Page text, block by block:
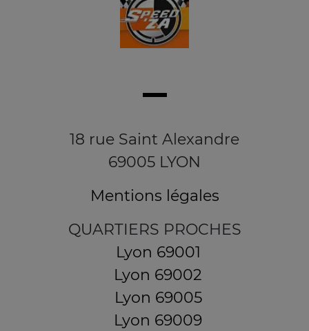
18 rue Saint Alexandre
69005 LYON
Mentions légales
QUARTIERS PROCHES
Lyon 69001
Lyon 69002
Lyon 69005
Lyon 69009